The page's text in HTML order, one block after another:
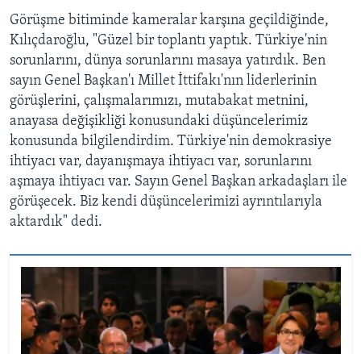
Görüşme bitiminde kameralar karşına geçildiğinde,
Kılıçdaroğlu, "Güzel bir toplantı yaptık. Türkiye'nin
sorunlarını, dünya sorunlarını masaya yatırdık. Ben
sayın Genel Başkan'ı Millet İttifakı'nın liderlerinin
görüşlerini, çalışmalarımızı, mutabakat metnini,
anayasa değişikliği konusundaki düşüncelerimiz
konusunda bilgilendirdim. Türkiye'nin demokrasiye
ihtiyacı var, dayanışmaya ihtiyacı var, sorunlarını
aşmaya ihtiyacı var. Sayın Genel Başkan arkadaşları ile
görüşecek. Biz kendi düşüncelerimizi ayrıntılarıyla
aktardık" dedi.